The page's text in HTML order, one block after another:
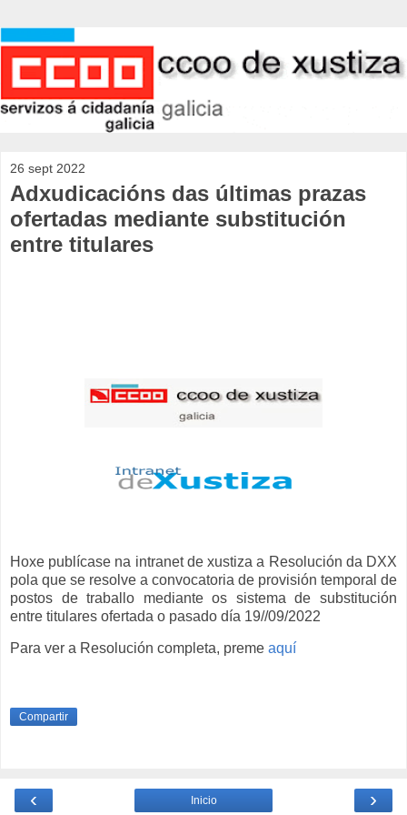
26 sept 2022
Adxudicacións das últimas prazas
ofertadas mediante substitución
entre titulares
Hoxe publícase na intranet de xustiza a Resolución da DXX
pola que se resolve a convocatoria de provisión temporal de
postos de traballo mediante os sistema de substitución
entre titulares ofertada o pasado día 19//09/2022
Para ver a Resolución completa, preme aquí
Compartir
‹ ›
Inicio